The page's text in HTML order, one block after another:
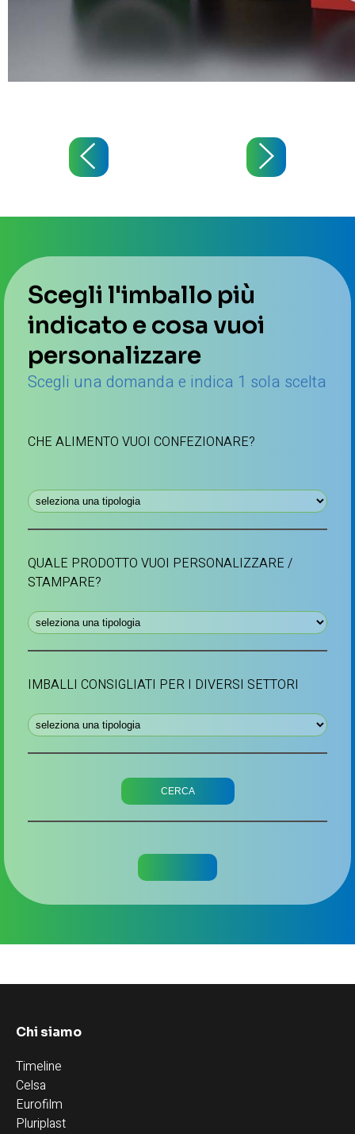
Scegli l'imballo più
indicato e cosa vuoi
personalizzare
Scegli una domanda e indica 1 sola scelta
CHE ALIMENTO VUOI CONFEZIONARE?
QUALE PRODOTTO VUOI PERSONALIZZARE /
STAMPARE?
IMBALLI CONSIGLIATI PER I DIVERSI SETTORI
Chi siamo
Timeline
Celsa
Eurofilm
Pluriplast